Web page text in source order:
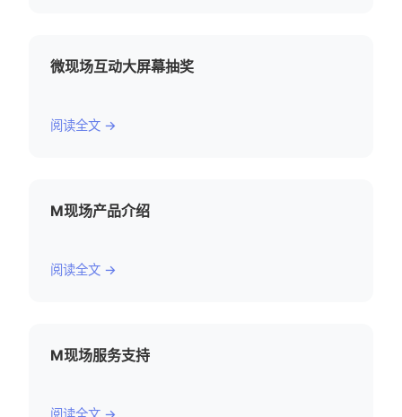
微现场互动大屏幕抽奖
阅读全文 →
M现场产品介绍
阅读全文 →
M现场服务支持
阅读全文 →